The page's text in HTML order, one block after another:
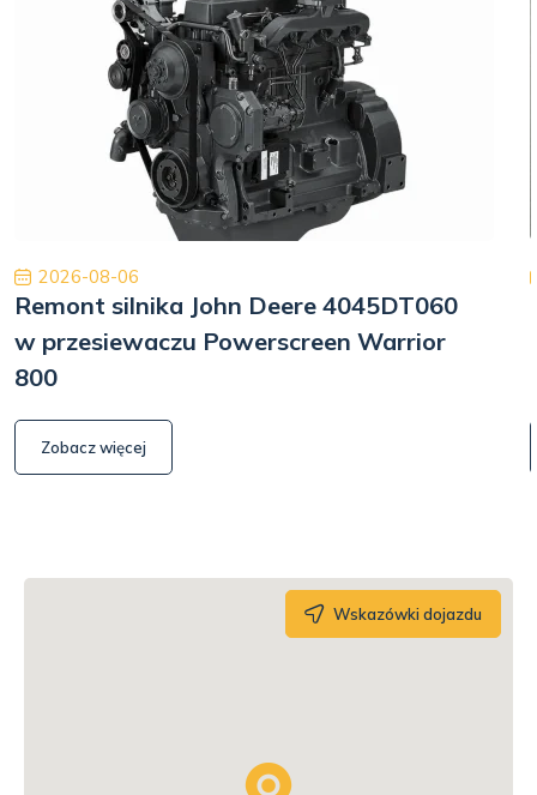
2026-08-06
Remont silnika John Deere 4045DT060
w przesiewaczu Powerscreen Warrior
800
Zobacz więcej
Wskazówki dojazdu